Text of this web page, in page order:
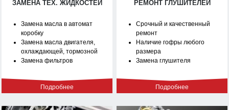
ЗАМЕНА ТЕХ. ЖИДКОСТЕЙ
Замена масла в автомат
коробку
Замена масла двигателя,
охлаждающей, тормозной
Замена фильтров
Подробнее
РЕМОНТ ГЛУШИТЕЛЕЙ
Срочный и качественный
ремонт
Наличие гофры любого
размера
Замена глушителя
Подробнее